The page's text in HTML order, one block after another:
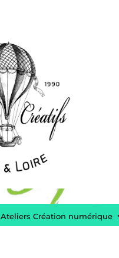
Ateliers Création numérique